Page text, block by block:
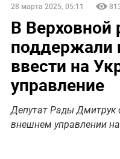
28 марта 2025, 05:11
В Верховной
поддержали
ввести на
управление
Депутат Рады Дмитрук
внешнем управлении